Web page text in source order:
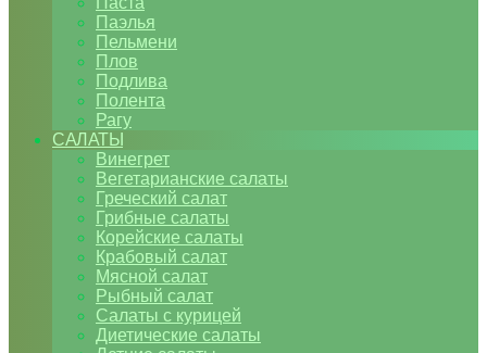
Паэлья
Пельмени
Плов
Подлива
Полента
Рагу
САЛАТЫ
Винегрет
Вегетарианские салаты
Греческий салат
Грибные салаты
Корейские салаты
Крабовый салат
Мясной салат
Рыбный салат
Салаты с курицей
Диетические салаты